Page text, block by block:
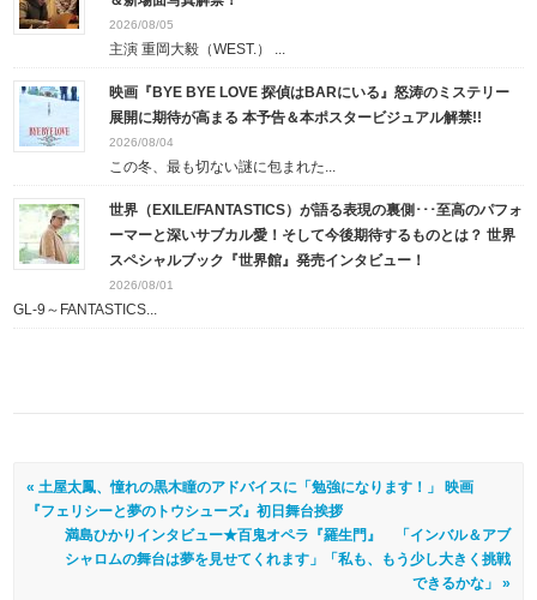
2026/08/05
主演 重岡大毅（WEST.） ...
映画『BYE BYE LOVE 探偵はBARにいる』怒涛のミステリー
展開に期待が高まる 本予告＆本ポスタービジュアル解禁!!
2026/08/04
この冬、最も切ない謎に包まれた...
世界（EXILE/FANTASTICS）が語る表現の裏側･･･至高のパフォ
ーマーと深いサブカル愛！そして今後期待するものとは？ 世界
スペシャルブック『世界館』発売インタビュー！
2026/08/01
GL-9～FANTASTICS...
« 土屋太鳳、憧れの黒木瞳のアドバイスに「勉強になります！」 映画
『フェリシーと夢のトウシューズ』初日舞台挨拶
満島ひかりインタビュー★百鬼オペラ『羅生門』 「インバル＆アブ
シャロムの舞台は夢を見せてくれます」「私も、もう少し大きく挑戦
できるかな」 »